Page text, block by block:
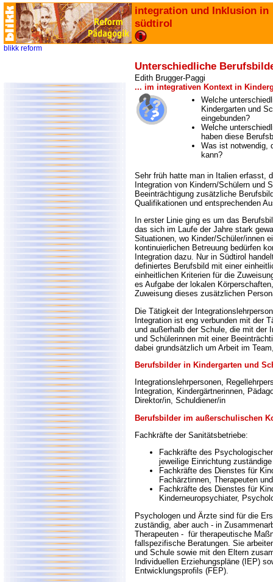
integration und Inklusion in
südtirol
blikk reform
Unterschiedliche
Edith Brugger-Paggi
... im integrativen Kontext in
Welche
Kindergarten und
eingebunden?
Welche
haben diese
Was ist notwendig,
kann?
Sehr früh hatte man in Italien erfasst,
Integration von Kindern/Schülern und
Beeinträchtigung zusätzliche
Qualifikationen und entsprechenden
In erster Linie ging es um das
das sich im Laufe der Jahre stark
Situationen, wo Kinder/Schüler/innen
kontinuierlichen Betreuung bedürfen
Integration dazu. Nur in Südtirol
definiertes Berufsbild mit einer
einheitlichen Kriterien für die
es Aufgabe der lokalen
Zuweisung dieses zusätzlichen
Die Tätigkeit der
Integration ist eng verbunden mit der
und außerhalb der Schule, die mit der
und Schülerinnen mit einer
dabei grundsätzlich um Arbeit im
Berufsbilder in Kindergarten und
Integrationslehrpersonen,
Integration, Kindergärtnerinnen,
Direktor/in, Schuldiener/in
Berufsbilder im außerschulischen
Fachkräfte der Sanitätsbetriebe:
Fachkräfte des
jeweilige Einrichtung
Fachkräfte des Dienstes für
Fachärztinnen, Therapeuten
Fachkräfte des Dienstes für
Kinderneuropsychiater,
Psychologen und Ärzte sind für die
zuständig, aber auch - in
Therapeuten - für therapeutische
fallspezifische Beratungen. Sie
und Schule sowie mit den Eltern
Individuellen Erziehungspläne (IEP)
Entwicklungsprofils (FEP).